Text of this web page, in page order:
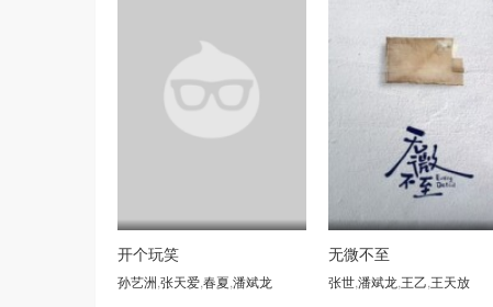
开个玩笑
孙艺洲,张天爱,春夏,潘斌龙
无微不至
张世,潘斌龙,王乙,王天放